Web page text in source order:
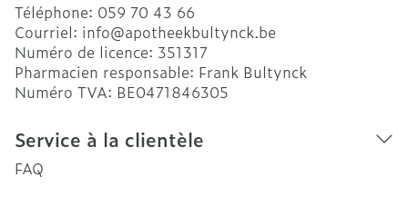
Téléphone: 059 70 43 66
Courriel: info@apotheekbultynck.be
Numéro de licence: 351317
Pharmacien responsable: Frank Bultynck
Numéro TVA: BE0471846305
Service à la clientèle
FAQ